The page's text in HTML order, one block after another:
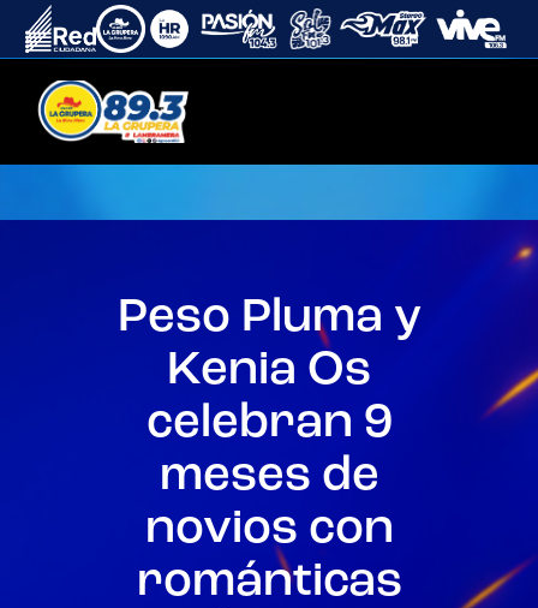
Peso Pluma y
Kenia Os
celebran 9
meses de
novios con
románticas